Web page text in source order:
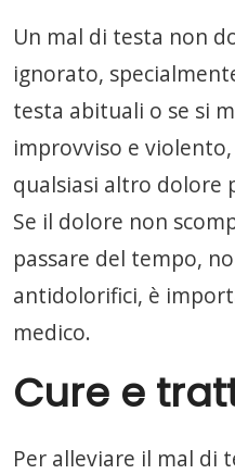
Un mal di testa non
ignorato,
testa abituali o se si
improvviso e
qualsiasi altro dolore
Se il dolore non
passare del tempo,
antidolorifici, è
medico.
Cure e
Per alleviare il mal di